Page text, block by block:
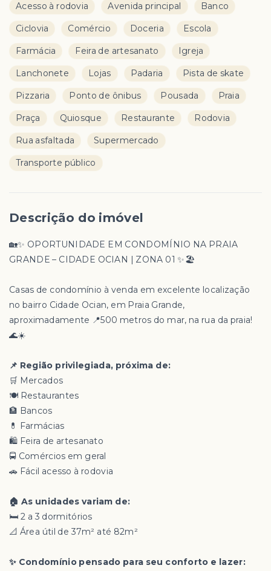
Acesso à rodovia Avenida principal Banco
Ciclovia Comércio Doceria Escola
Farmácia Feira de artesanato Igreja
Lanchonete Lojas Padaria Pista de skate
Pizzaria Ponto de ônibus Pousada Praia
Praça Quiosque Restaurante Rodovia
Rua asfaltada Supermercado
Transporte público
Descrição do imóvel
🏡✨ OPORTUNIDADE EM CONDOMÍNIO NA PRAIA
GRANDE – CIDADE OCIAN | ZONA 01 ✨🏖️
Casas de condomínio à venda em excelente localização
no bairro Cidade Ocian, em Praia Grande,
aproximadamente 📍500 metros do mar, na rua da praia!
🌊☀️
📌 Região privilegiada, próxima de:
🛒 Mercados
🍽️ Restaurantes
🏦 Bancos
💊 Farmácias
🛍️ Feira de artesanato
🚍 Comércios em geral
🚗 Fácil acesso à rodovia
🏠 As unidades variam de:
🛏️ 2 a 3 dormitórios
📐 Área útil de 37m² até 82m²
✨ Condomínio pensado para seu conforto e lazer: